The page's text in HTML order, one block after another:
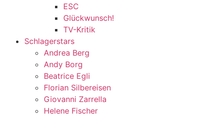
ESC
Glückwunsch!
TV-Kritik
Schlagerstars
Andrea Berg
Andy Borg
Beatrice Egli
Florian Silbereisen
Giovanni Zarrella
Helene Fischer